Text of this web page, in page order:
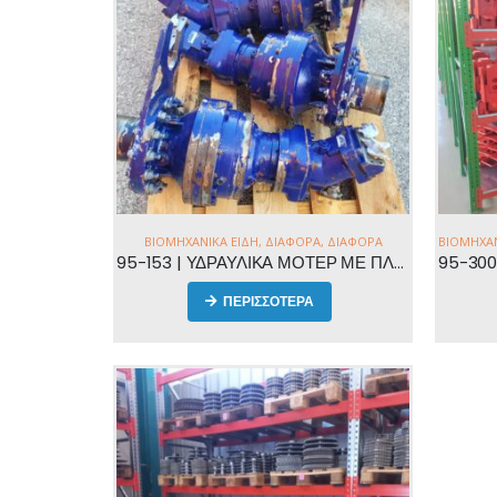
ΒΙΟΜΗΧΑΝΙΚΆ ΕΊΔΗ, ΔΙΆΦΟΡΑ, ΔΙΆΦΟΡΑ
95-153 | ΥΔΡΑΥΛΙΚΑ ΜΟΤΕΡ ΜΕ ΠΛΑΝΗΤΙΚΟΥΣ ΜΕΙΩΤΗΡΕΣ
ΠΕΡΙΣΣΟΤΕΡΑ